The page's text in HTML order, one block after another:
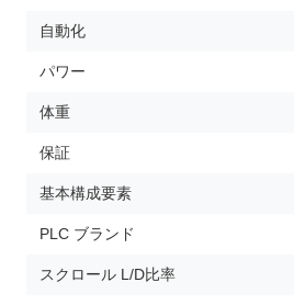
自動化
パワー
体重
保証
基本構成要素
PLC ブランド
スクロール L/D比率